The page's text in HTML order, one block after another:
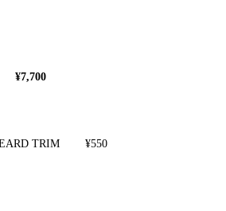
¥7,700
TRIM ¥550